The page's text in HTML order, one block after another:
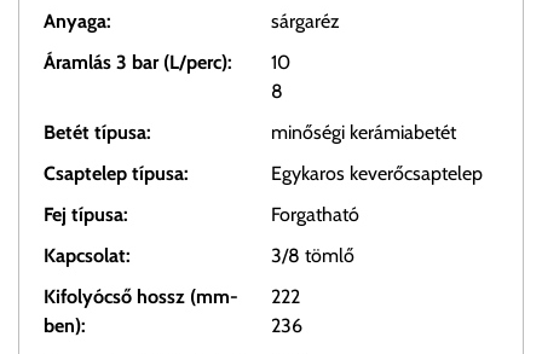
Anyaga:
sárgaréz
Áramlás 3 bar (L/perc):
10
8
Betét típusa:
minőségi kerámiabetét
Csaptelep típusa:
Egykaros keverőcsaptelep
Fej típusa:
Forgatható
Kapcsolat:
3/8 tömlő
Kifolyócső hossz (mm-
ben):
222
236